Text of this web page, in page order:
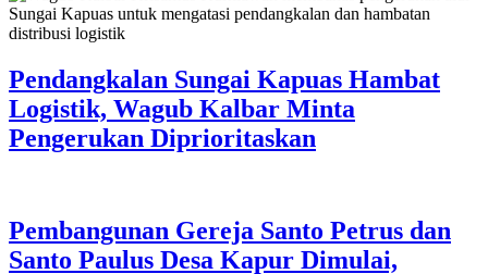
Pendangkalan Sungai Kapuas Hambat
Logistik, Wagub Kalbar Minta
Pengerukan Diprioritaskan
Pembangunan Gereja Santo Petrus dan
Santo Paulus Desa Kapur Dimulai,